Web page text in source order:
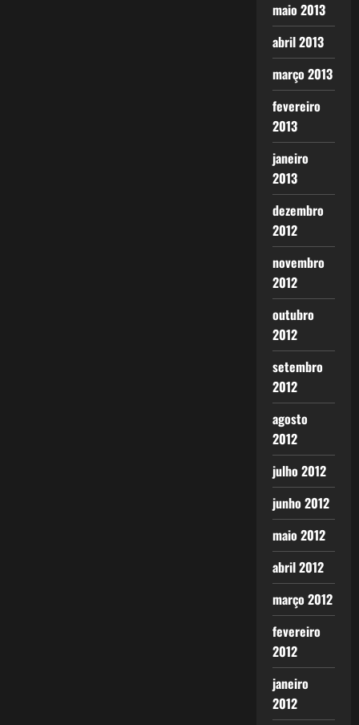
maio 2013
abril 2013
março 2013
fevereiro
2013
janeiro
2013
dezembro
2012
novembro
2012
outubro
2012
setembro
2012
agosto
2012
julho 2012
junho 2012
maio 2012
abril 2012
março 2012
fevereiro
2012
janeiro
2012